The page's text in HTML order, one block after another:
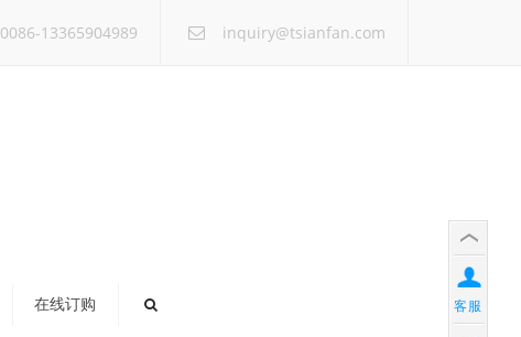
0086-13365904989 inquiry@tsianfan.com
在线订购 客服